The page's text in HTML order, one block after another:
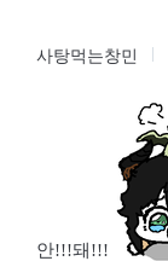
사탕먹는창민
안!!!돼!!!